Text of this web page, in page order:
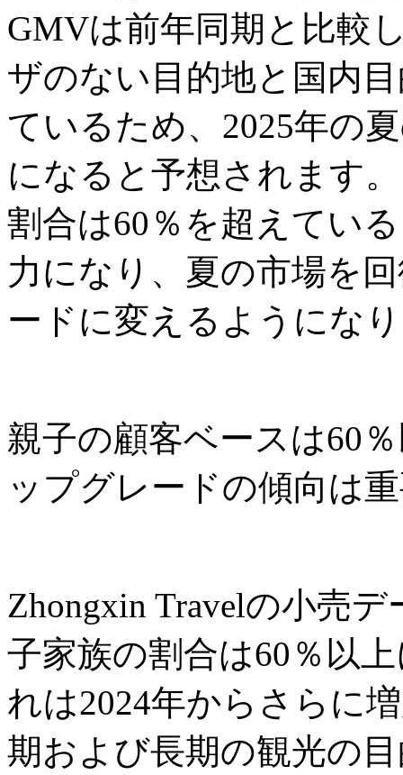
GMVは前年同期と比較
ザのない目的地と国内
ているため、2025年の
になると予想されます
割合は60％を超えてい
力になり、夏の市場を
ードに変えるようにな
親子の顧客ベースは60
ップグレードの傾向は
Zhongxin Travelの小売
子家族の割合は60％以
れは2024年からさらに
期および長期の観光の